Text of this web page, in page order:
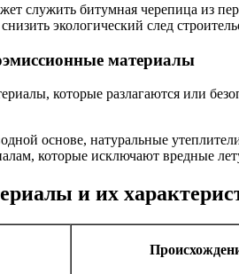
служить битумная черепица из
экологический след
материалы
которые разлагаются или
основе, натуральные
которые исключают вредные
и их